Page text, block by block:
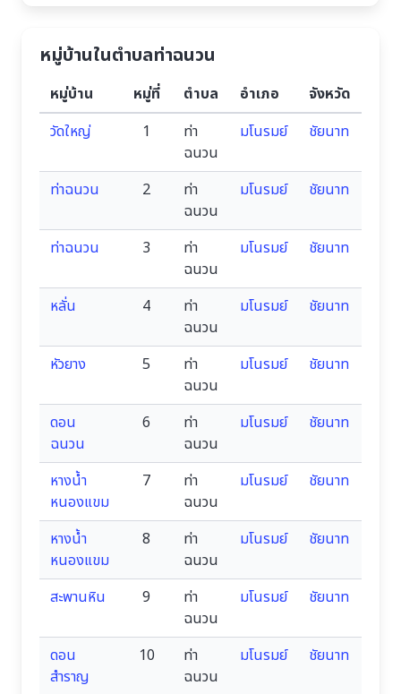
หมู่บ้านในตำบลท่าฉนวน
หมู่บ้าน หมู่ที่ ตำบล อำเภอ
จังหวัด
วัดใหญ่
1
ท่า
ฉนวน
มโนรมย์ ชัยนาท
ท่าฉนวน 2
ท่า
ฉนวน
มโนรมย์ ชัยนาท
ท่าฉนวน 3
ท่า
ฉนวน
มโนรมย์ ชัยนาท
หลั่น 4
ท่า
ฉนวน
มโนรมย์ ชัยนาท
หัวยาง 5
ท่า
ฉนวน
มโนรมย์ ชัยนาท
ดอน
ฉนวน
6
ท่า
ฉนวน
มโนรมย์ ชัยนาท
หางน้ำ
หนองแขม
7
ท่า
ฉนวน
มโนรมย์ ชัยนาท
หางน้ำ
หนองแขม
8
ท่า
ฉนวน
มโนรมย์ ชัยนาท
สะพานหิน 9
ท่า
ฉนวน
มโนรมย์ ชัยนาท
ดอน
สำราญ
10
ท่า
ฉนวน
มโนรมย์ ชัยนาท